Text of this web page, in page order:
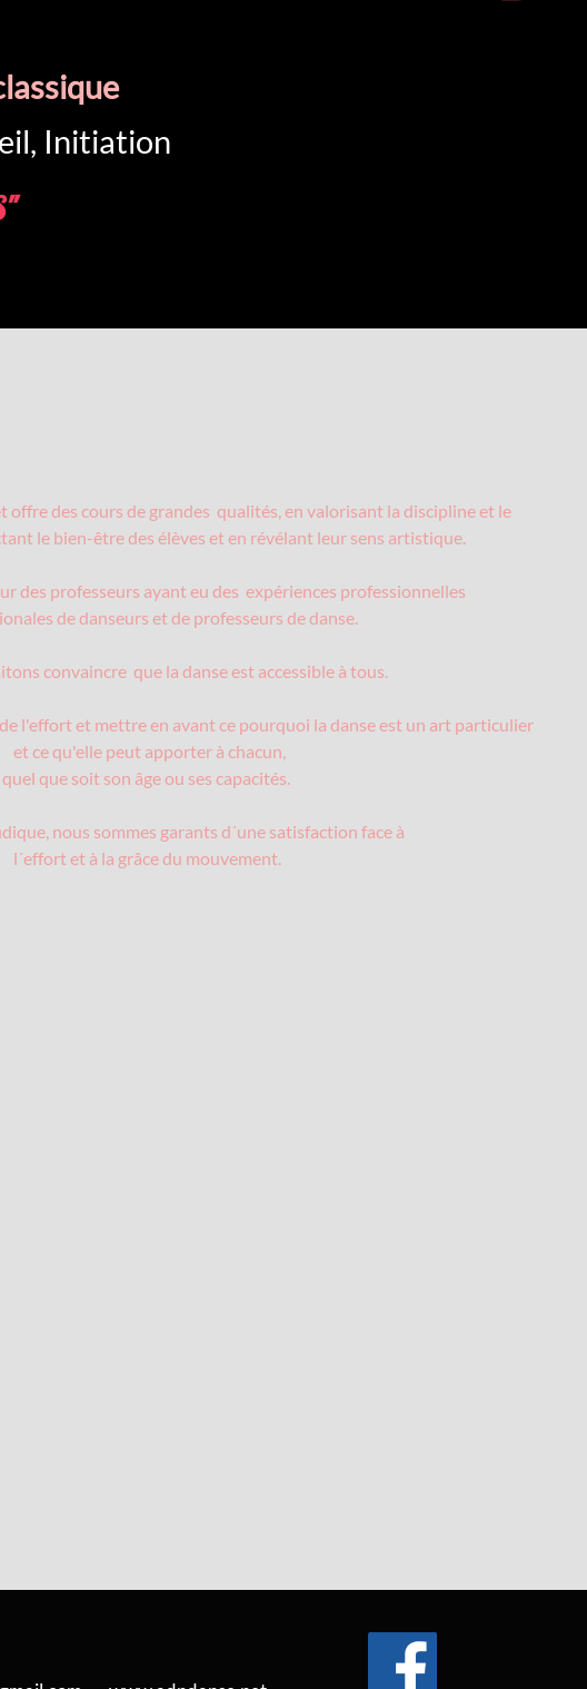
Initiation
offre des cours de grandes qualités, en valorisant la discipline et le
le bien-être des élèves et en révélant leur sens artistique.
des professeurs ayant eu des expériences professionnelles
de danseurs et de professeurs de danse.
convaincre que la danse est accessible à tous.
l'effort et mettre en avant ce pourquoi la danse est un art particulier
et ce qu'elle peut apporter à chacun,
quel que soit son âge ou ses capacités.
nous sommes garants d´une satisfaction face à
l´effort et à la grâce du mouvement.